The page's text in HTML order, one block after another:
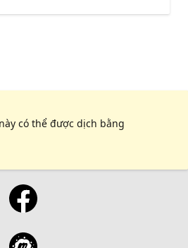
có thể được dịch bằng